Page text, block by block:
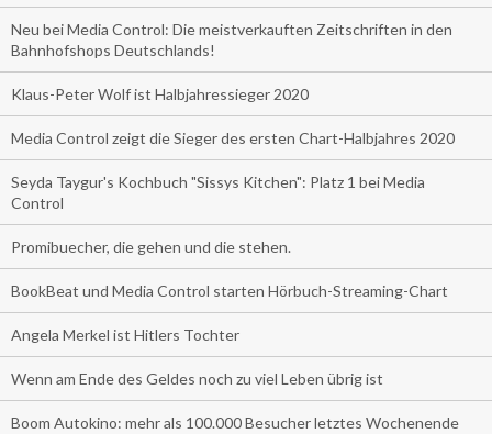
Neu bei Media Control: Die meistverkauften Zeitschriften in den
Bahnhofshops Deutschlands!
Klaus-Peter Wolf ist Halbjahressieger 2020
Media Control zeigt die Sieger des ersten Chart-Halbjahres 2020
Seyda Taygur's Kochbuch "Sissys Kitchen": Platz 1 bei Media
Control
Promibuecher, die gehen und die stehen.
BookBeat und Media Control starten Hörbuch-Streaming-Chart
Angela Merkel ist Hitlers Tochter
Wenn am Ende des Geldes noch zu viel Leben übrig ist
Boom Autokino: mehr als 100.000 Besucher letztes Wochenende